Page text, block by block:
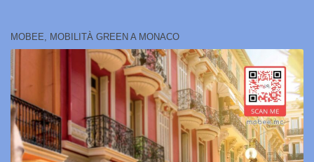
MOBEE, MOBILITÀ GREEN A MONACO